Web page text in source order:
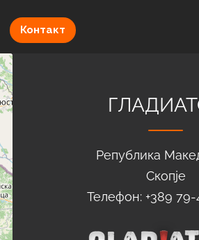
Контакт
Република
Скопје
Телефон: +389